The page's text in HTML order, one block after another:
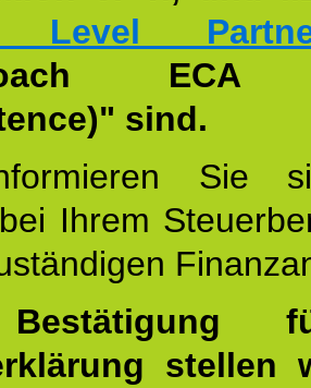
Level
ECA
sind.
Sie
bei Ihrem
stellen